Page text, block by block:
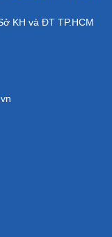
KH và ĐT TP.HCM